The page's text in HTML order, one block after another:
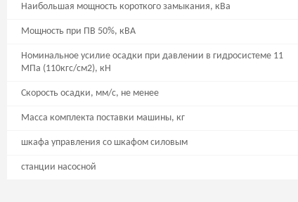
Наибольшая мощность короткого замыкания, кВа
Мощность при ПВ 50%, кВА
Номинальное усилие осадки при давлении в гидросистеме 11
МПа (110кгс/см2), кН
Скорость осадки, мм/с, не менее
Масса комплекта поставки машины, кг
шкафа управления со шкафом силовым
станции насосной